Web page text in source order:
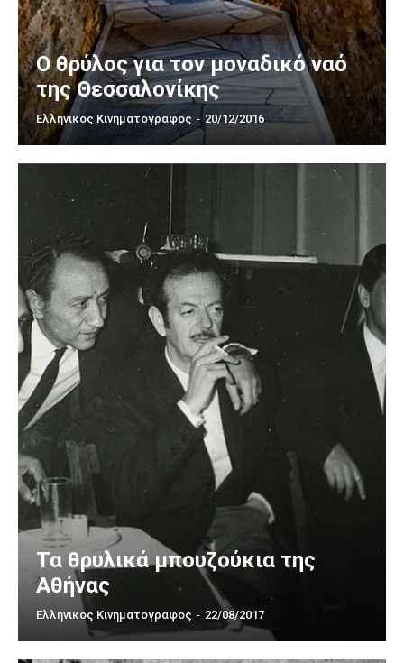
Ο θρύλος για τον μοναδικό ναό
της Θεσσαλονίκης
Ελληνικος Κινηματογραφος - 20/12/2016
Τα θρυλικά μπουζούκια της
Αθήνας
Ελληνικος Κινηματογραφος - 22/08/2017